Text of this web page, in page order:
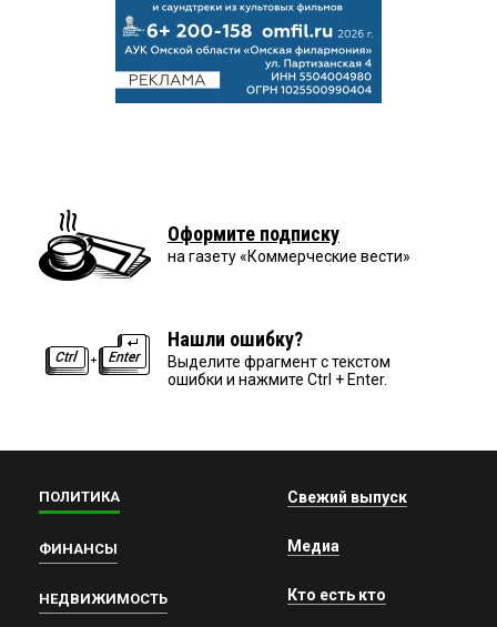
Оформите подписку
на газету «Коммерческие вести»
Нашли ошибку?
Выделите фрагмент с текстом
ошибки и нажмите Ctrl + Enter.
ПОЛИТИКА
ФИНАНСЫ
НЕДВИЖИМОСТЬ
Свежий выпуск
Медиа
Кто есть кто